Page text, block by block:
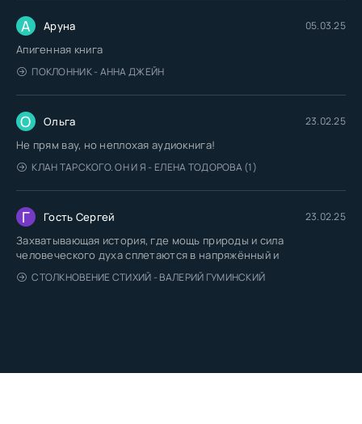
А Аруна 05.03.25
Апигенная книга
ПОКЛОННИК - АННА ДЖЕЙН
О Ольга 23.02.25
Не прям вау, но неплохая аудиокнига!
КЛАН ТАРСКОГО. ОН И Я - ЕЛЕНА ТОДОРОВА (1)
Г Гость Сергей 23.02.25
Захватывающая история, где мощь природы и сила
человеческого духа сплетаются в напряжённый и
СТОЛКНОВЕНИЕ СТИХИЙ - ВАЛЕРИЙ ГУМИНСКИЙ